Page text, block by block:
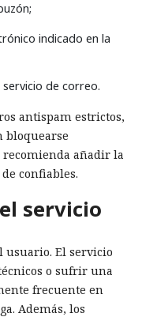
indicado en la
de correo.
antispam estrictos,
bloquearse
recomienda añadir la
confiables.
servicio
usuario. El servicio
o sufrir una
frecuente en
Además, los